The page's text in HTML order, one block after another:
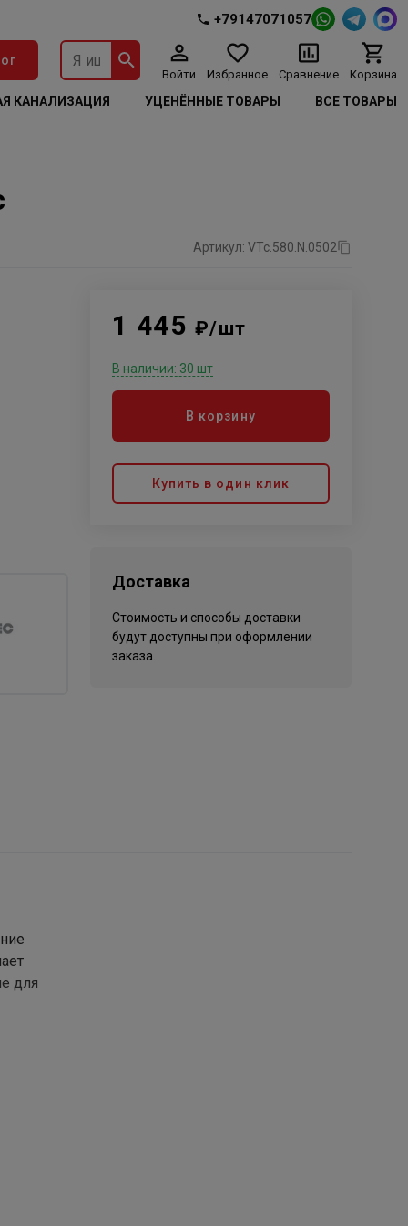
+79147071057
Войти Избранное Сравнение Корзина
КАНАЛИЗАЦИЯ УЦЕНЁННЫЕ ТОВАРЫ ВСЕ ТОВАРЫ
Артикул: VTc.580.N.0502
1 445 ₽/шт
В наличии: 30 шт
В корзину
Купить в один клик
Доставка
Стоимость и способы доставки
будут доступны при оформлении
заказа.
для